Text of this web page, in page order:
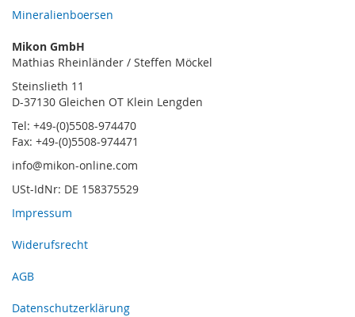
Mineralienboersen
Mikon GmbH
Mathias Rheinländer / Steffen Möckel
Steinslieth 11
D-37130 Gleichen OT Klein Lengden
Tel: +49-(0)5508-974470
Fax: +49-(0)5508-974471
info@mikon-online.com
USt-IdNr: DE 158375529
Impressum
Widerufsrecht
AGB
Datenschutzerklärung